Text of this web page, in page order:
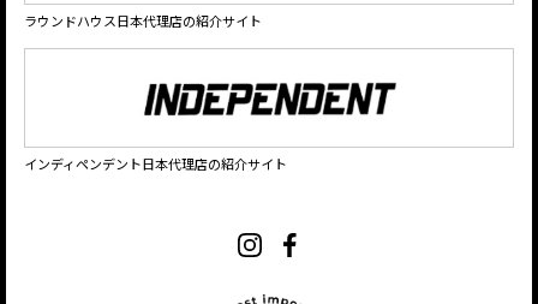
ラウンドハウス日本代理店の紹介サイト
インディペンデント日本代理店の紹介サイト